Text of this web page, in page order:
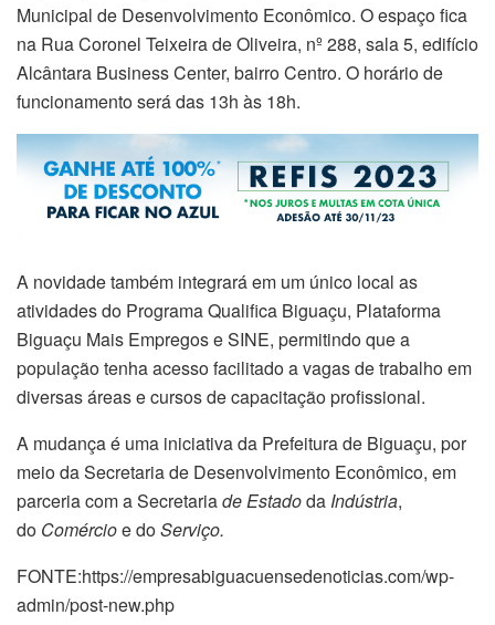
Municipal de Desenvolvimento Econômico. O espaço fica
na Rua Coronel Teixeira de Oliveira, nº 288, sala 5, edifício
Alcântara Business Center, bairro Centro. O horário de
funcionamento será das 13h às 18h.
A novidade também integrará em um único local as
atividades do Programa Qualifica Biguaçu, Plataforma
Biguaçu Mais Empregos e SINE, permitindo que a
população tenha acesso facilitado a vagas de trabalho em
diversas áreas e cursos de capacitação profissional.
A mudança é uma iniciativa da Prefeitura de Biguaçu, por
meio da Secretaria de Desenvolvimento Econômico, em
parceria com a Secretariade Estadoda Indústria,
do Comércioe doServiço.
FONTE:https://empresabiguacuensedenoticias.com/wp-
admin/post-new.php